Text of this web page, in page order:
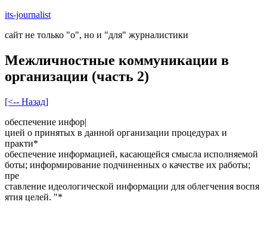
Skip
content
its-journalist
сайт не только "о", но и "для" журналистики
Межличностные коммуникации в
организации (часть 2)
[<-- Назад]
обеспечение инфор|
цией о принятых в данной организации процедурах и
практи*
обеспечение информацией, касающейся смысла исполняемой
боты; информирование подчиненных о качестве их работы;
пре
ставление идеологической информации для облегчения воспя
ятия целей. "*